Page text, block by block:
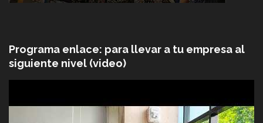
Programa enlace: para llevar a tu empresa al
siguiente nivel (video)